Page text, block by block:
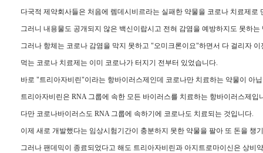
다국적 제약회사들은 처음에 렘데시비르라는 실패한 약물을 코로나 치료제로
그러니 내용물도 공개되지 않은 백신이랍시고 전혀 감염을 예방하지도 못하
그러나 항체는 코로나 감염을 막지 못하고 "오미크론이요"하면서 다 걸리자
먹는 코로나 치료제는 이미 코로나가 터지기 전부터 있었습니다.
바로 "트리아자비린"이라는 항바이러스제인데 코로나만 치료하는 약물이 아
트리아자비린은 RNA 그룹에 속한 모든 바이러스를 치료하는 항바이러스제입
다만 코로나바이러스도 RNA 그룹에 속하기에 코로나도 치료되는 것입니다.
이제 새로 개발했다는 임상시험기간이 충분하지 못한 약물을 팔아 또 돈을 챙
그러나 팬데믹이 종료되었다고 해도 트리아자비린과 아지트로마이신은 상비